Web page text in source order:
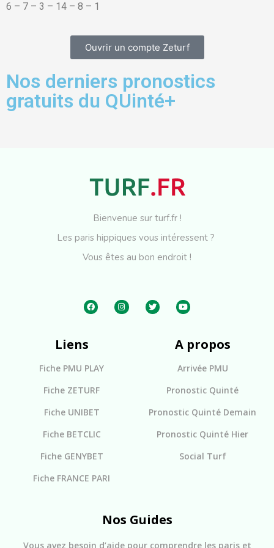
6 – 7 – 3 – 14 – 8 – 1
Ouvrir un compte Zeturf
Nos derniers pronostics
gratuits du QUinté+
Bienvenue sur turf.fr !
Les paris hippiques vous intéressent ?
Vous êtes au bon endroit !
Liens
Fiche PMU PLAY
Fiche ZETURF
Fiche UNIBET
Fiche BETCLIC
Fiche GENYBET
Fiche FRANCE PARI
A propos
Arrivée PMU
Pronostic Quinté
Pronostic Quinté Demain
Pronostic Quinté Hier
Social Turf
Nos Guides
Vous avez besoin d’aide pour comprendre les paris et